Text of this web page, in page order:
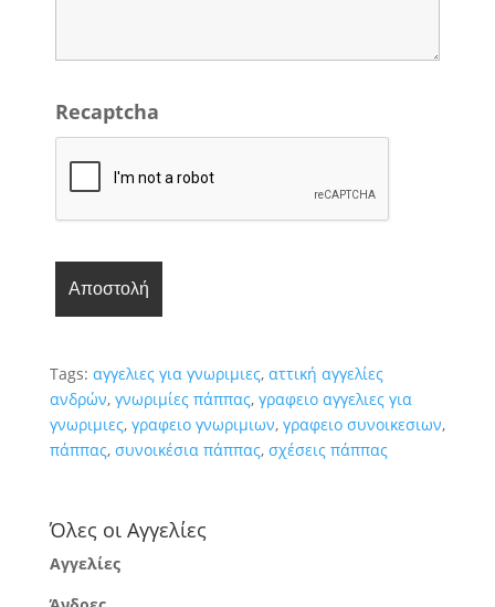
Recaptcha
Tags: αγγελιες για γνωριμιες, αττική αγγελίες
ανδρών, γνωριμίες πάππας, γραφειο αγγελιες για
γνωριμιες, γραφειο γνωριμιων, γραφειο συνοικεσιων,
πάππας, συνοικέσια πάππας, σχέσεις πάππας
Όλες οι Αγγελίες
Αγγελίες